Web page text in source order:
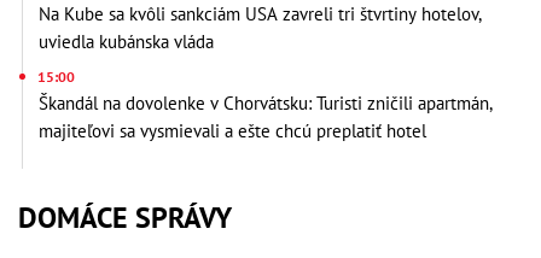
Na Kube sa kvôli sankciám USA zavreli tri štvrtiny hotelov,
uviedla kubánska vláda
15:00
Škandál na dovolenke v Chorvátsku: Turisti zničili apartmán,
majiteľovi sa vysmievali a ešte chcú preplatiť hotel
DOMÁCE SPRÁVY